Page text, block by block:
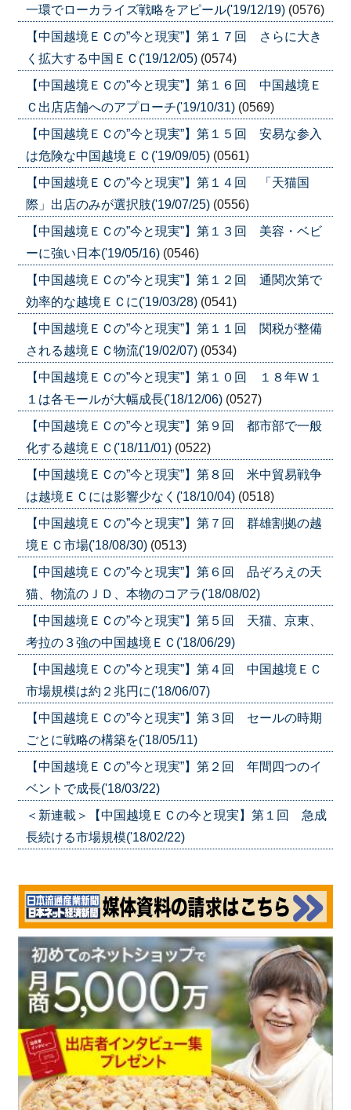
一環でローカライズ戦略をアピール('19/12/19) (0576)
【中国越境ＥＣの”今と現実”】第１７回 さらに大き
く拡大する中国ＥＣ('19/12/05) (0574)
【中国越境ＥＣの”今と現実”】第１６回 中国越境Ｅ
Ｃ出店店舗へのアプローチ('19/10/31) (0569)
【中国越境ＥＣの”今と現実”】第１５回 安易な参入
は危険な中国越境ＥＣ('19/09/05) (0561)
【中国越境ＥＣの”今と現実”】第１４回 「天猫国
際」出店のみが選択肢('19/07/25) (0556)
【中国越境ＥＣの”今と現実”】第１３回 美容・ベビ
ーに強い日本('19/05/16) (0546)
【中国越境ＥＣの”今と現実”】第１２回 通関次第で
効率的な越境ＥＣに('19/03/28) (0541)
【中国越境ＥＣの”今と現実”】第１１回 関税が整備
される越境ＥＣ物流('19/02/07) (0534)
【中国越境ＥＣの”今と現実”】第１０回 １８年Ｗ１
１は各モールが大幅成長('18/12/06) (0527)
【中国越境ＥＣの”今と現実”】第９回 都市部で一般
化する越境ＥＣ('18/11/01) (0522)
【中国越境ＥＣの”今と現実”】第８回 米中貿易戦争
は越境ＥＣには影響少なく('18/10/04) (0518)
【中国越境ＥＣの”今と現実”】第７回 群雄割拠の越
境ＥＣ市場('18/08/30) (0513)
【中国越境ＥＣの”今と現実”】第６回 品ぞろえの天
猫、物流のＪＤ、本物のコアラ('18/08/02)
【中国越境ＥＣの”今と現実”】第５回 天猫、京東、
考拉の３強の中国越境ＥＣ('18/06/29)
【中国越境ＥＣの”今と現実”】第４回 中国越境ＥＣ
市場規模は約２兆円に('18/06/07)
【中国越境ＥＣの”今と現実”】第３回 セールの時期
ごとに戦略の構築を('18/05/11)
【中国越境ＥＣの”今と現実”】第２回 年間四つのイ
ベントで成長('18/03/22)
＜新連載＞【中国越境ＥＣの今と現実】第１回 急成
長続ける市場規模('18/02/22)